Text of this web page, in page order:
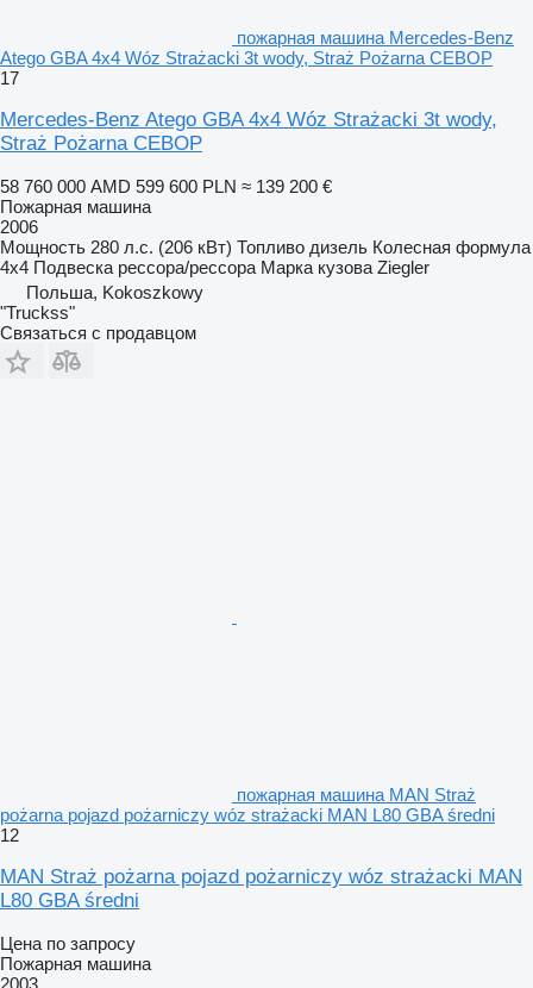
пожарная машина Mercedes-Benz
Atego GBA 4x4 Wóz Strażacki 3t wody, Straż Pożarna CEBOP
17
Mercedes-Benz Atego GBA 4x4 Wóz Strażacki 3t wody,
Straż Pożarna CEBOP
58 760 000 AMD 599 600 PLN ≈ 139 200 €
Пожарная машина
2006
Мощность 280 л.с. (206 кВт) Топливо дизель Колесная формула
4x4 Подвеска рессора/рессора Марка кузова Ziegler
Польша, Kokoszkowy
"Truckss"
Связаться с продавцом
пожарная машина MAN Straż
pożarna pojazd pożarniczy wóz strażacki MAN L80 GBA średni
12
MAN Straż pożarna pojazd pożarniczy wóz strażacki MAN
L80 GBA średni
Цена по запросу
Пожарная машина
2003